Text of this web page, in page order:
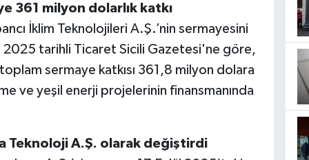
361 milyon dolarlık katkı
İklim Teknolojileri A.Ş.’nin sermayesini
2025 tarihli Ticaret Sicili Gazetesi'ne göre,
sermaye katkısı 361,8 milyon dolara
ve yeşil enerji projelerinin finansmanında
Teknoloji A.Ş. olarak değiştirdi